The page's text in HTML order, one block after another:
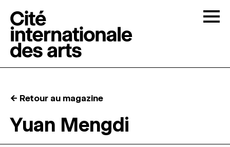
RÉSIDENCES ↓
← Retour au magazine
Yuan Mengdi